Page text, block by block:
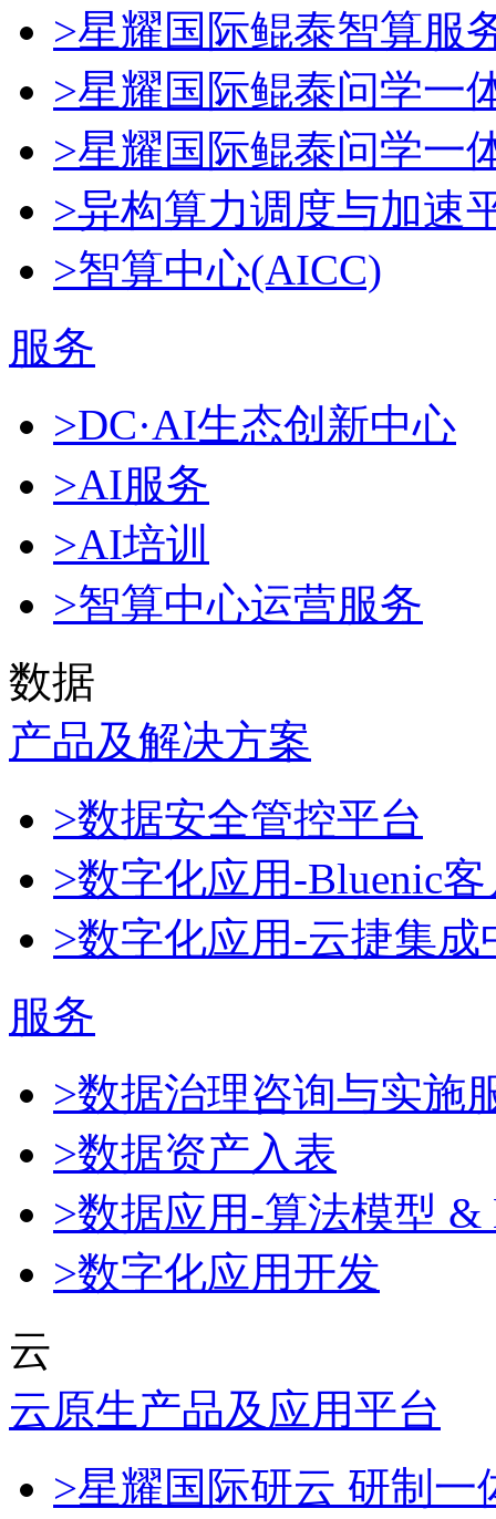
>星耀国际鲲泰智算服
>星耀国际鲲泰问学一
>星耀国际鲲泰问学一
>异构算力调度与加速
>智算中心(AICC)
服务
>DC·AI生态创新中心
>AI服务
>AI培训
>智算中心运营服务
数据
产品及解决方案
>数据安全管控平台
>数字化应用-Bluenic
>数字化应用-云捷集成
服务
>数据治理咨询与实施
>数据资产入表
>数据应用-算法模型 &
>数字化应用开发
云
云原生产品及应用平台
>星耀国际研云 研制